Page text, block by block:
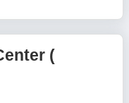
(